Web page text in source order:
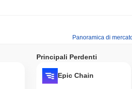
Panoramica di
Principali Perdenti
Epic Chain